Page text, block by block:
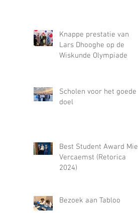
Knappe prestatie van
Lars Dhooghe op de
Wiskunde Olympiade
Scholen voor het goede
doel
Best Student Award Miel
Vercaemst (Retorica
2024)
Bezoek aan Tabloo